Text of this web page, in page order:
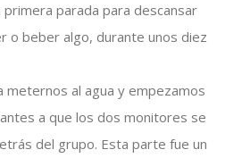
primera parada para descansar
o beber algo, durante unos diez
meternos al agua y empezamos
a que los dos monitores se
del grupo. Esta parte fue un